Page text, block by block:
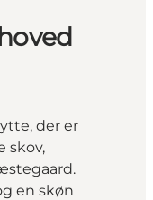
der er
skov,
en skøn